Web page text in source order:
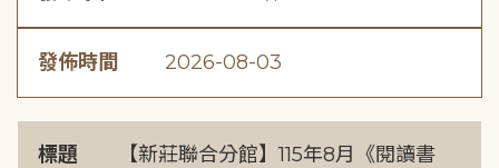
發佈時間 2026-08-03
標題
【新莊聯合分館】115年8月《閱讀書